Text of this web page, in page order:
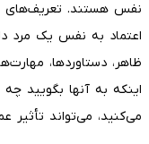
نفس هستند. تعریف‌های
اعتماد به نفس یک مرد
ظاهر، دستاوردها،
اینکه به آنها بگویید
می‌کنید، می‌تواند